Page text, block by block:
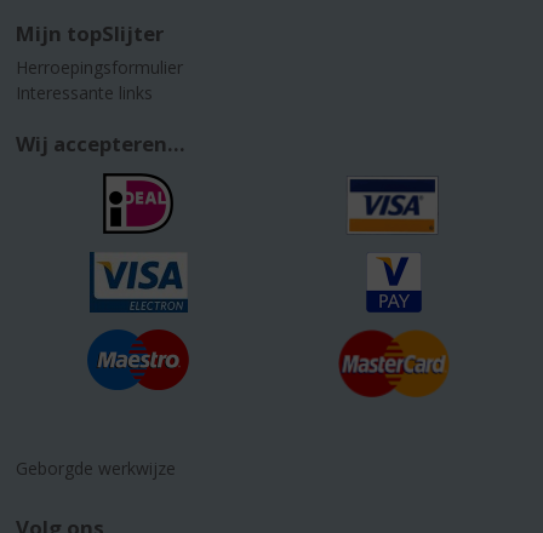
Mijn topSlijter
Herroepingsformulier
Interessante links
Wij accepteren...
Geborgde werkwijze